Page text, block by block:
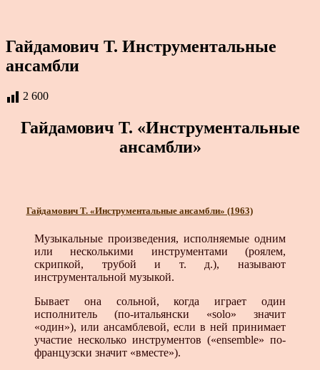
Гайдамович Т. Инструментальные
ансамбли
2 600
Гайдамович Т. «Инструментальные
ансамбли»
Гайдамович Т. «Инструментальные ансамбли» (1963)
Музыкальные произведения, исполняемые одним
или несколькими инструментами (роялем,
скрипкой, трубой и т. д.), называют
инструментальной музыкой.
Бывает она сольной, когда играет один
исполнитель (по-итальянски «solo» значит
«один»), или ансамблевой, если в ней принимает
участие несколько инструментов («ensemble» по-
французски значит «вместе»).